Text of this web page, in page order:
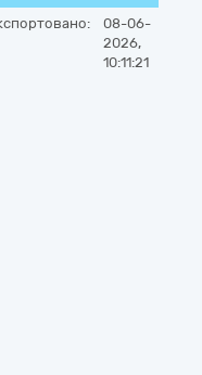
08-06-
2026,
10:11:21